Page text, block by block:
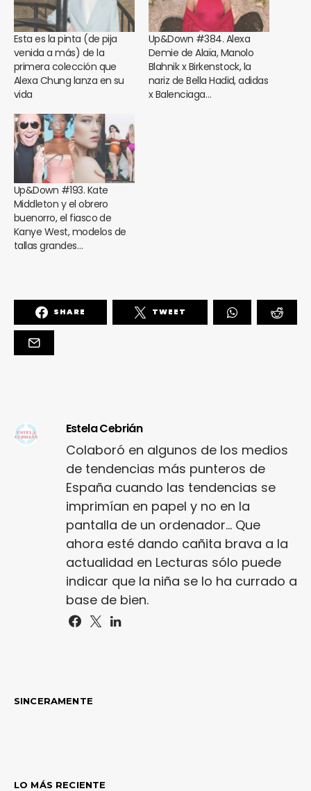
Esta es la pinta (de pija
venida a más) de la
primera colección que
Alexa Chung lanza en su
vida
Up&Down #384. Alexa
Demie de Alaïa, Manolo
Blahnik x Birkenstock, la
nariz de Bella Hadid, adidas
x Balenciaga…
Up&Down #193. Kate
Middleton y el obrero
buenorro, el fiasco de
Kanye West, modelos de
tallas grandes…
SHARE TWEET
Estela Cebrián
Colaboró en algunos de los medios
de tendencias más punteros de
España cuando las tendencias se
imprimían en papel y no en la
pantalla de un ordenador... Que
ahora esté dando cañita brava a la
actualidad en Lecturas sólo puede
indicar que la niña se lo ha currado a
base de bien.
SINCERAMENTE
LO MÁS RECIENTE